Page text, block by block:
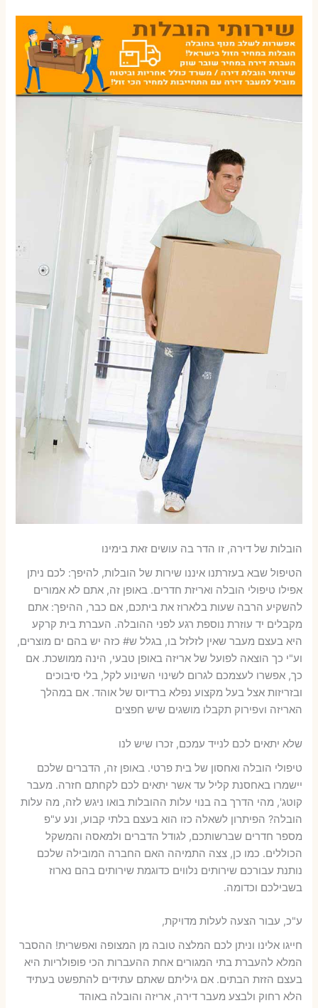
הובלות של דירה, זו הדר בה עושים זאת בימינו
הטיפול שבא בעזרתנו איננו שירות של הובלות, להיפך: לכם ניתן
אפילו טיפולי הובלה ואריזת חדרים. באופן זה, אתם לא אמורים
להשקיע הרבה שעות בלארוז את ביתכם, אם כבר, ההיפך: אתם
מקבלים יד עוזרת נוספת רגע לפני ההובלה. העברת בית קרקע
היא בעצם מעבר שאין לזלזל בו, בגלל ש# כזה יש בהם ים מוצרים,
וע"י כך הוצאה לפועל של אריזה באופן טבעי, הינה ממושכת. אם
כך, אפשרו לעצמכם לגרום לשינוי השינוע לקל, בלי סיבוכים
ובזריזות אצל בעל מקצוע נפלא ברדיוס של אוהד. אם במהלך
האריזה וvפירוק תקבלו מושגים שיש חפצים
שלא יתאים לכם לנייד עמכם, זכרו שיש לנו
טיפולי הובלה ואחסון של בית פרטי. באופן זה, הדברים שלכם
יישמרו באחסנת קליל עד אשר יתאים לכם לקחתם חזרה. מעבר
קוטג', מהי הדרך בה בנוי עלות ההובלות בואו ניגש לזה, מה עלות
הובלה? הפיתרון לשאלה כזו הוא בעצם בלתי קבוע, ונע ע"פ
מספר חדרים שברשותכם, לגודל הדברים ולמאסה והמשקל
הכוללים. כמו כן, צצה התמיהה האם החברה המובילה שלכם
נותנת עבורכם שירותים נלווים כדוגמת שירותים בהם נארוז
בשבילכם וכדומה.
ע"כ, עבור הצעה לעלות מדויקת,
חייגו אלינו וניתן לכם המלצה טובה מן המצופה ואפשרית! ההסבר
המלא להעברת בתי המגורים אחת ההעברות הכי פופולריות היא
בעצם הזזת הבתים. אם גיליתם שאתם עתידים להתפשט בעתיד
הלא רחוק ולבצע מעבר דירה, אריזה והובלה באוהד